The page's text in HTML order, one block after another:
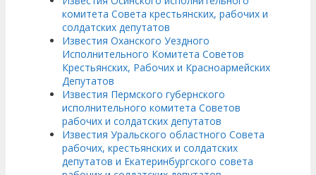
комитета Совета крестьянских, рабочих и
солдатских депутатов
Известия Оханского Уездного
Исполнительного Комитета Советов
Крестьянских, Рабочих и Красноармейских
Депутатов
Известия Пермского губернского
исполнительного комитета Советов
рабочих и солдатских депутатов
Известия Уральского областного Совета
рабочих, крестьянских и солдатских
депутатов и Екатеринбургского совета